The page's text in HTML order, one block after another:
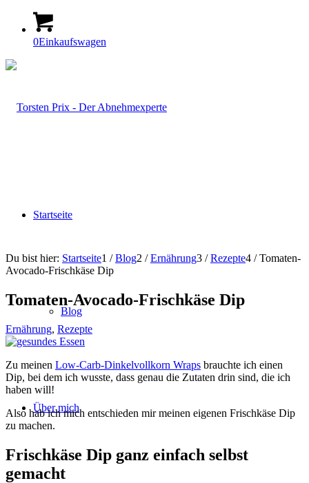
0Einkaufswagen
Startseite
Blog
Über mich
Du bist hier: Startseite1 / Blog2 / Ernährung3 / Rezepte4 / Tomaten-
Avocado-Frischkäse Dip
Tomaten-Avocado-Frischkäse Dip
Ernährung, Rezepte
Zu meinen Low-Carb-Dinkelvollkorn Wraps brauchte ich einen
Dip, bei dem ich wusste, dass genau die Zutaten drin sind, die ich
haben will!
Also hab ich mich entschieden mir meinen eigenen Frischkäse Dip
zu machen.
Frischkäse Dip ganz einfach selbst
gemacht